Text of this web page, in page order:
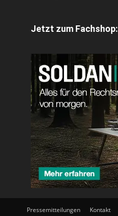
Jetzt zum Fachshop:
Pressemitteilungen Kontakt